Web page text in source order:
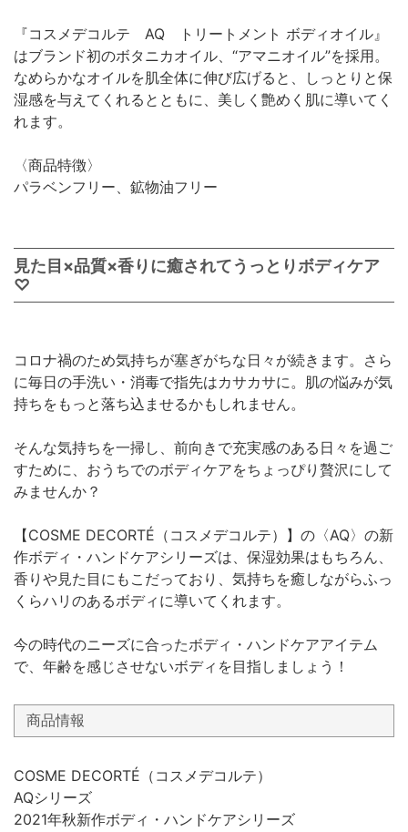
『コスメデコルテ AQ トリートメント ボディオイル』
はブランド初のボタニカオイル、“アマニオイル”を採用。
なめらかなオイルを肌全体に伸び広げると、しっとりと保
湿感を与えてくれるとともに、美しく艶めく肌に導いてく
れます。
〈商品特徴〉
パラベンフリー、鉱物油フリー
見た目×品質×香りに癒されてうっとりボディケア
♡
コロナ禍のため気持ちが塞ぎがちな日々が続きます。さら
に毎日の手洗い・消毒で指先はカサカサに。肌の悩みが気
持ちをもっと落ち込ませるかもしれません。
そんな気持ちを一掃し、前向きで充実感のある日々を過ご
すために、おうちでのボディケアをちょっぴり贅沢にして
みませんか？
【COSME DECORTÉ（コスメデコルテ）】の〈AQ〉の新
作ボディ・ハンドケアシリーズは、保湿効果はもちろん、
香りや見た目にもこだっており、気持ちを癒しながらふっ
くらハリのあるボディに導いてくれます。
今の時代のニーズに合ったボディ・ハンドケアアイテム
で、年齢を感じさせないボディを目指しましょう！
商品情報
COSME DECORTÉ（コスメデコルテ）
AQシリーズ
2021年秋新作ボディ・ハンドケアシリーズ